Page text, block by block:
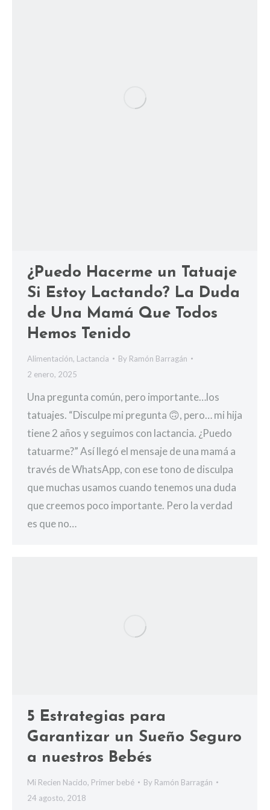
¿Puedo Hacerme un Tatuaje
Si Estoy Lactando? La Duda
de Una Mamá Que Todos
Hemos Tenido
Alimentación, Lactancia By Ramón Barragán
2 enero, 2025
Una pregunta común, pero importante…los
tatuajes. “Disculpe mi pregunta 🙃, pero… mi hija
tiene 2 años y seguimos con lactancia. ¿Puedo
tatuarme?” Así llegó el mensaje de una mamá a
través de WhatsApp, con ese tono de disculpa
que muchas usamos cuando tenemos una duda
que creemos poco importante. Pero la verdad
es que no…
5 Estrategias para
Garantizar un Sueño Seguro
a nuestros Bebés
Mi Recien Nacido, Primer bebé By Ramón Barragán
24 agosto, 2018